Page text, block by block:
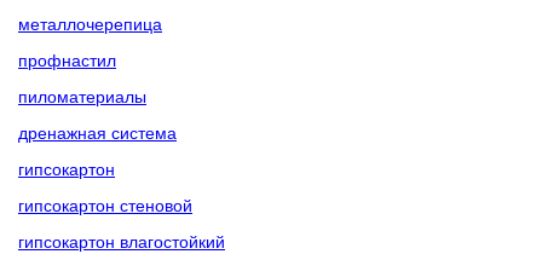
металлочерепица
профнастил
пиломатериалы
дренажная система
гипсокартон
гипсокартон стеновой
гипсокартон влагостойкий